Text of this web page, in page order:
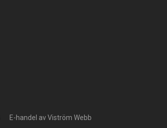
E-handel avViström Webb